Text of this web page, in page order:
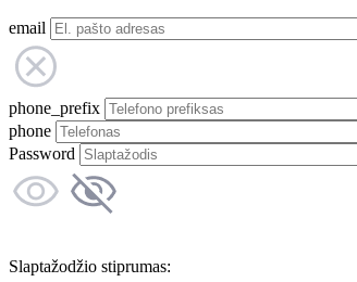
email
phone_prefix
phone
Password
Slaptažodžio stiprumas: